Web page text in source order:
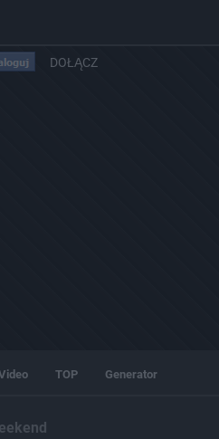
DOŁĄCZ
TOP Generator